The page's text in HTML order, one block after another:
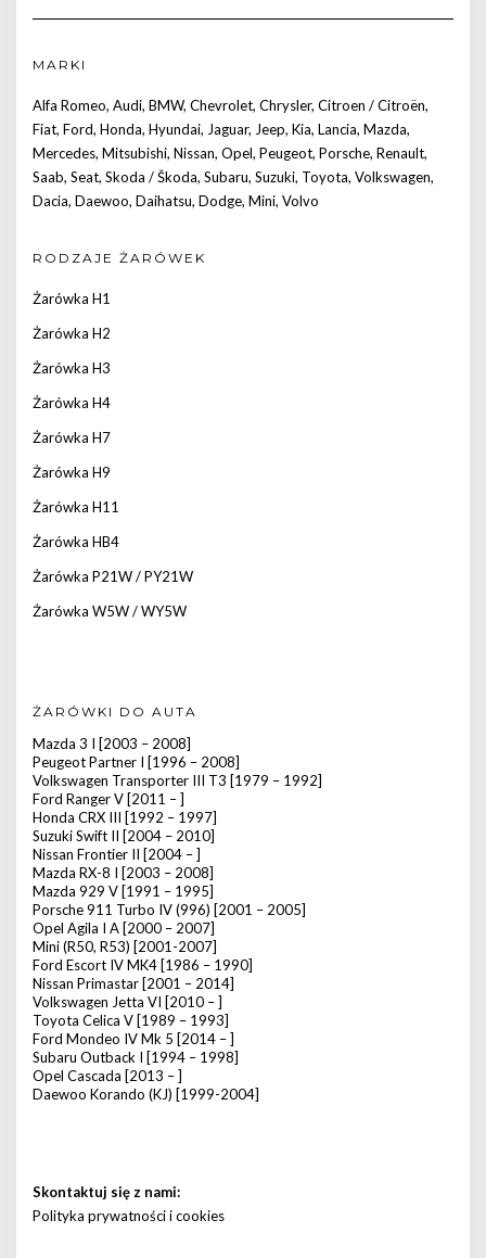
MARKI
Alfa Romeo, Audi, BMW, Chevrolet, Chrysler, Citroen / Citroën,
Fiat, Ford, Honda, Hyundai, Jaguar, Jeep, Kia, Lancia, Mazda,
Mercedes, Mitsubishi, Nissan, Opel, Peugeot, Porsche, Renault,
Saab, Seat, Skoda / Škoda, Subaru, Suzuki, Toyota, Volkswagen,
Dacia, Daewoo, Daihatsu, Dodge, Mini, Volvo
RODZAJE ŻARÓWEK
Żarówka H1
Żarówka H2
Żarówka H3
Żarówka H4
Żarówka H7
Żarówka H9
Żarówka H11
Żarówka HB4
Żarówka P21W / PY21W
Żarówka W5W / WY5W
ŻARÓWKI DO AUTA
Mazda 3 I [2003 – 2008]
Peugeot Partner I [1996 – 2008]
Volkswagen Transporter III T3 [1979 – 1992]
Ford Ranger V [2011 – ]
Honda CRX III [1992 – 1997]
Suzuki Swift II [2004 – 2010]
Nissan Frontier II [2004 – ]
Mazda RX-8 I [2003 – 2008]
Mazda 929 V [1991 – 1995]
Porsche 911 Turbo IV (996) [2001 – 2005]
Opel Agila I A [2000 – 2007]
Mini (R50, R53) [2001-2007]
Ford Escort IV MK4 [1986 – 1990]
Nissan Primastar [2001 – 2014]
Volkswagen Jetta VI [2010 – ]
Toyota Celica V [1989 – 1993]
Ford Mondeo IV Mk 5 [2014 – ]
Subaru Outback I [1994 – 1998]
Opel Cascada [2013 – ]
Daewoo Korando (KJ) [1999-2004]
Skontaktuj się z nami:
Polityka prywatności i cookies